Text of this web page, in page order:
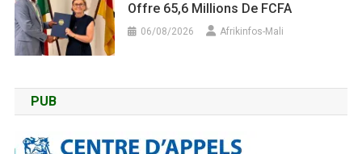
Offre 65,6 Millions De FCFA
06/08/2026 Afrikinfos-Mali
PUB